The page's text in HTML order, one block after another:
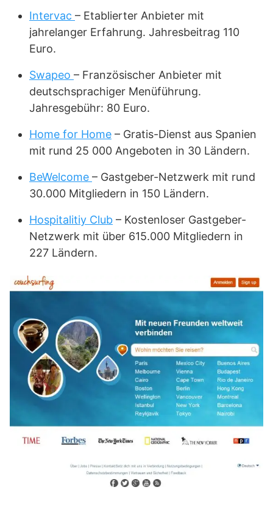
Intervac – Etablierter Anbieter mit
jahrelanger Erfahrung. Jahresbeitrag 110
Euro.
Swapeo – Französischer Anbieter mit
deutschsprachiger Menüführung.
Jahresgebühr: 80 Euro.
Home for Home – Gratis-Dienst aus Spanien
mit rund 25 000 Angeboten in 30 Ländern.
BeWelcome – Gastgeber-Netzwerk mit rund
30.000 Mitgliedern in 150 Ländern.
Hospitalitiy Club – Kostenloser Gastgeber-
Netzwerk mit über 615.000 Mitgliedern in
227 Ländern.